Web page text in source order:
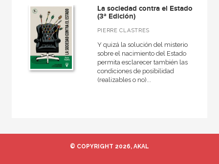
Antropología social
MATERIAS
Historia de la antropología
La sociedad contra el Estado
(3ª Edición)
PIERRE CLASTRES
Y quizá la solución del misterio
sobre el nacimiento del Estado
permita esclarecer también las
condiciones de posibilidad
(realizables o no)...
© COPYRIGHT 2026, AKAL